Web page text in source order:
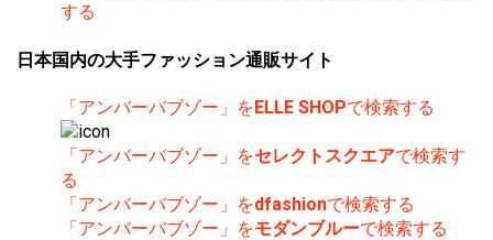
する
日本国内の大手ファッション通販サイト
「アンバーバブゾー」をELLE SHOPで検索する
「アンバーバブゾー」をセレクトスクエアで検索す
る
「アンバーバブゾー」をdfashionで検索する
「アンバーバブゾー」をモダンブルーで検索する